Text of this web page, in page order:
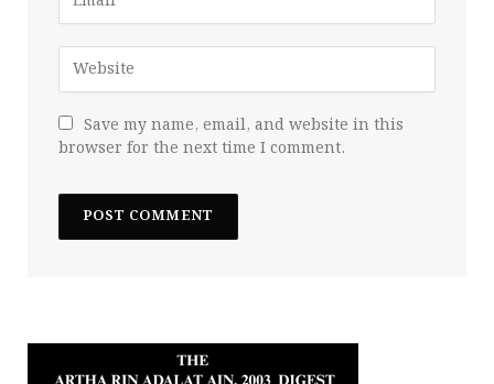
Save my name, email, and website in this
browser for the next time I comment.